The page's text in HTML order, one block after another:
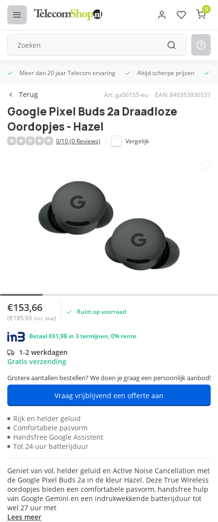
0
Meer dan 20 jaar Telecom ervaring Altijd scherpe prijzen
Terug Art: ga06155-eu EAN: 840353930537
Google Pixel Buds 2a Draadloze
Oordopjes - Hazel
0/10 (0 Reviews) Vergelijk
€153,66
(€185,93 Incl. btw)
Ruim op voorraad
Betaal €61,98 in 3 termijnen, 0% rente
1-2 werkdagen
Gratis verzending
Grotere aantallen bestellen? We doen je graag een persoonlijk aanbod!
Vraag vrijblijvend een offerte aan
Rijk en helder geluid
Comfortabele pasvorm
Handsfree Google Assistent
Tot 24 uur batterijduur
Geniet van vol, helder geluid en Active Noise Cancellation met
de Google Pixel Buds 2a in de kleur Hazel. Deze True Wireless
oordopjes bieden een comfortabele pasvorm, handsfree hulp
van Google Gemini en een indrukwekkende batterijduur tot
wel 27 uur met
Lees meer